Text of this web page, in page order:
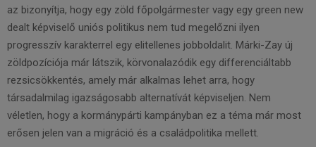
az bizonyítja, hogy egy zöld főpolgármester vagy egy green new
dealt képviselő uniós politikus nem tud megelőzni ilyen
progresszív karakterrel egy elitellenes jobboldalit. Márki-Zay új
zöldpozíciója már látszik, körvonalazódik egy differenciáltabb
rezsicsökkentés, amely már alkalmas lehet arra, hogy
társadalmilag igazságosabb alternatívát képviseljen. Nem
véletlen, hogy a kormánypárti kampányban ez a téma már most
erősen jelen van a migráció és a családpolitika mellett.